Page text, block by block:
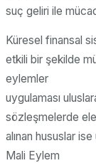
suç geliri ile
Küresel finansal
etkili bir şekilde
eylemler
uygulaması
sözleşmelerde ele
alınan hususlar
Mali Eylem